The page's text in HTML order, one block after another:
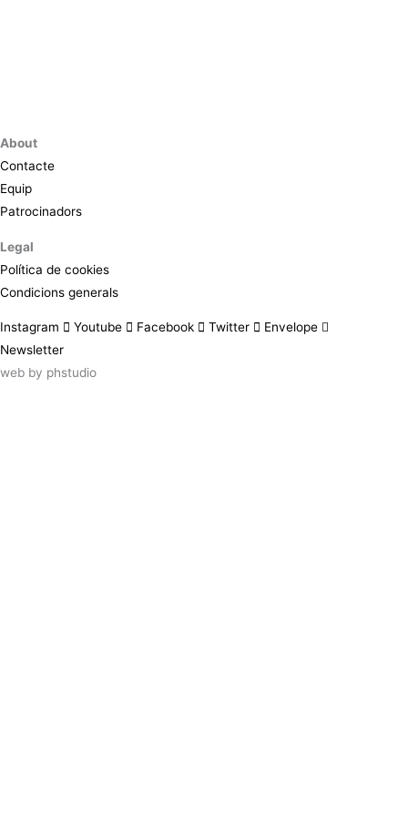
About
Contacte
Equip
Patrocinadors
Legal
Política de cookies
Condicions generals
Instagram Youtube Facebook Twitter
Envelope
Newsletter
web by phstudio